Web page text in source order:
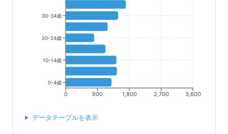
0 900 1,800 2,700 3,600
30-34歳
20-24歳
10-14歳
0-4歳
データテーブルを表示